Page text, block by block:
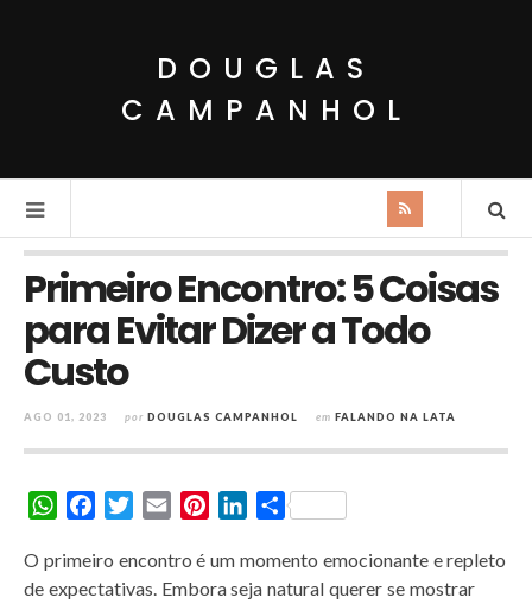
DOUGLAS
CAMPANHOL
Primeiro Encontro: 5 Coisas
para Evitar Dizer a Todo
Custo
AGO 01, 2023 por DOUGLAS CAMPANHOL em FALANDO NA LATA
W
a
t
c
e
i
t
a
i
n
t
n
k
S
a
r
O primeiro encontro é um momento emocionante e repleto
de expectativas. Embora seja natural querer se mostrar